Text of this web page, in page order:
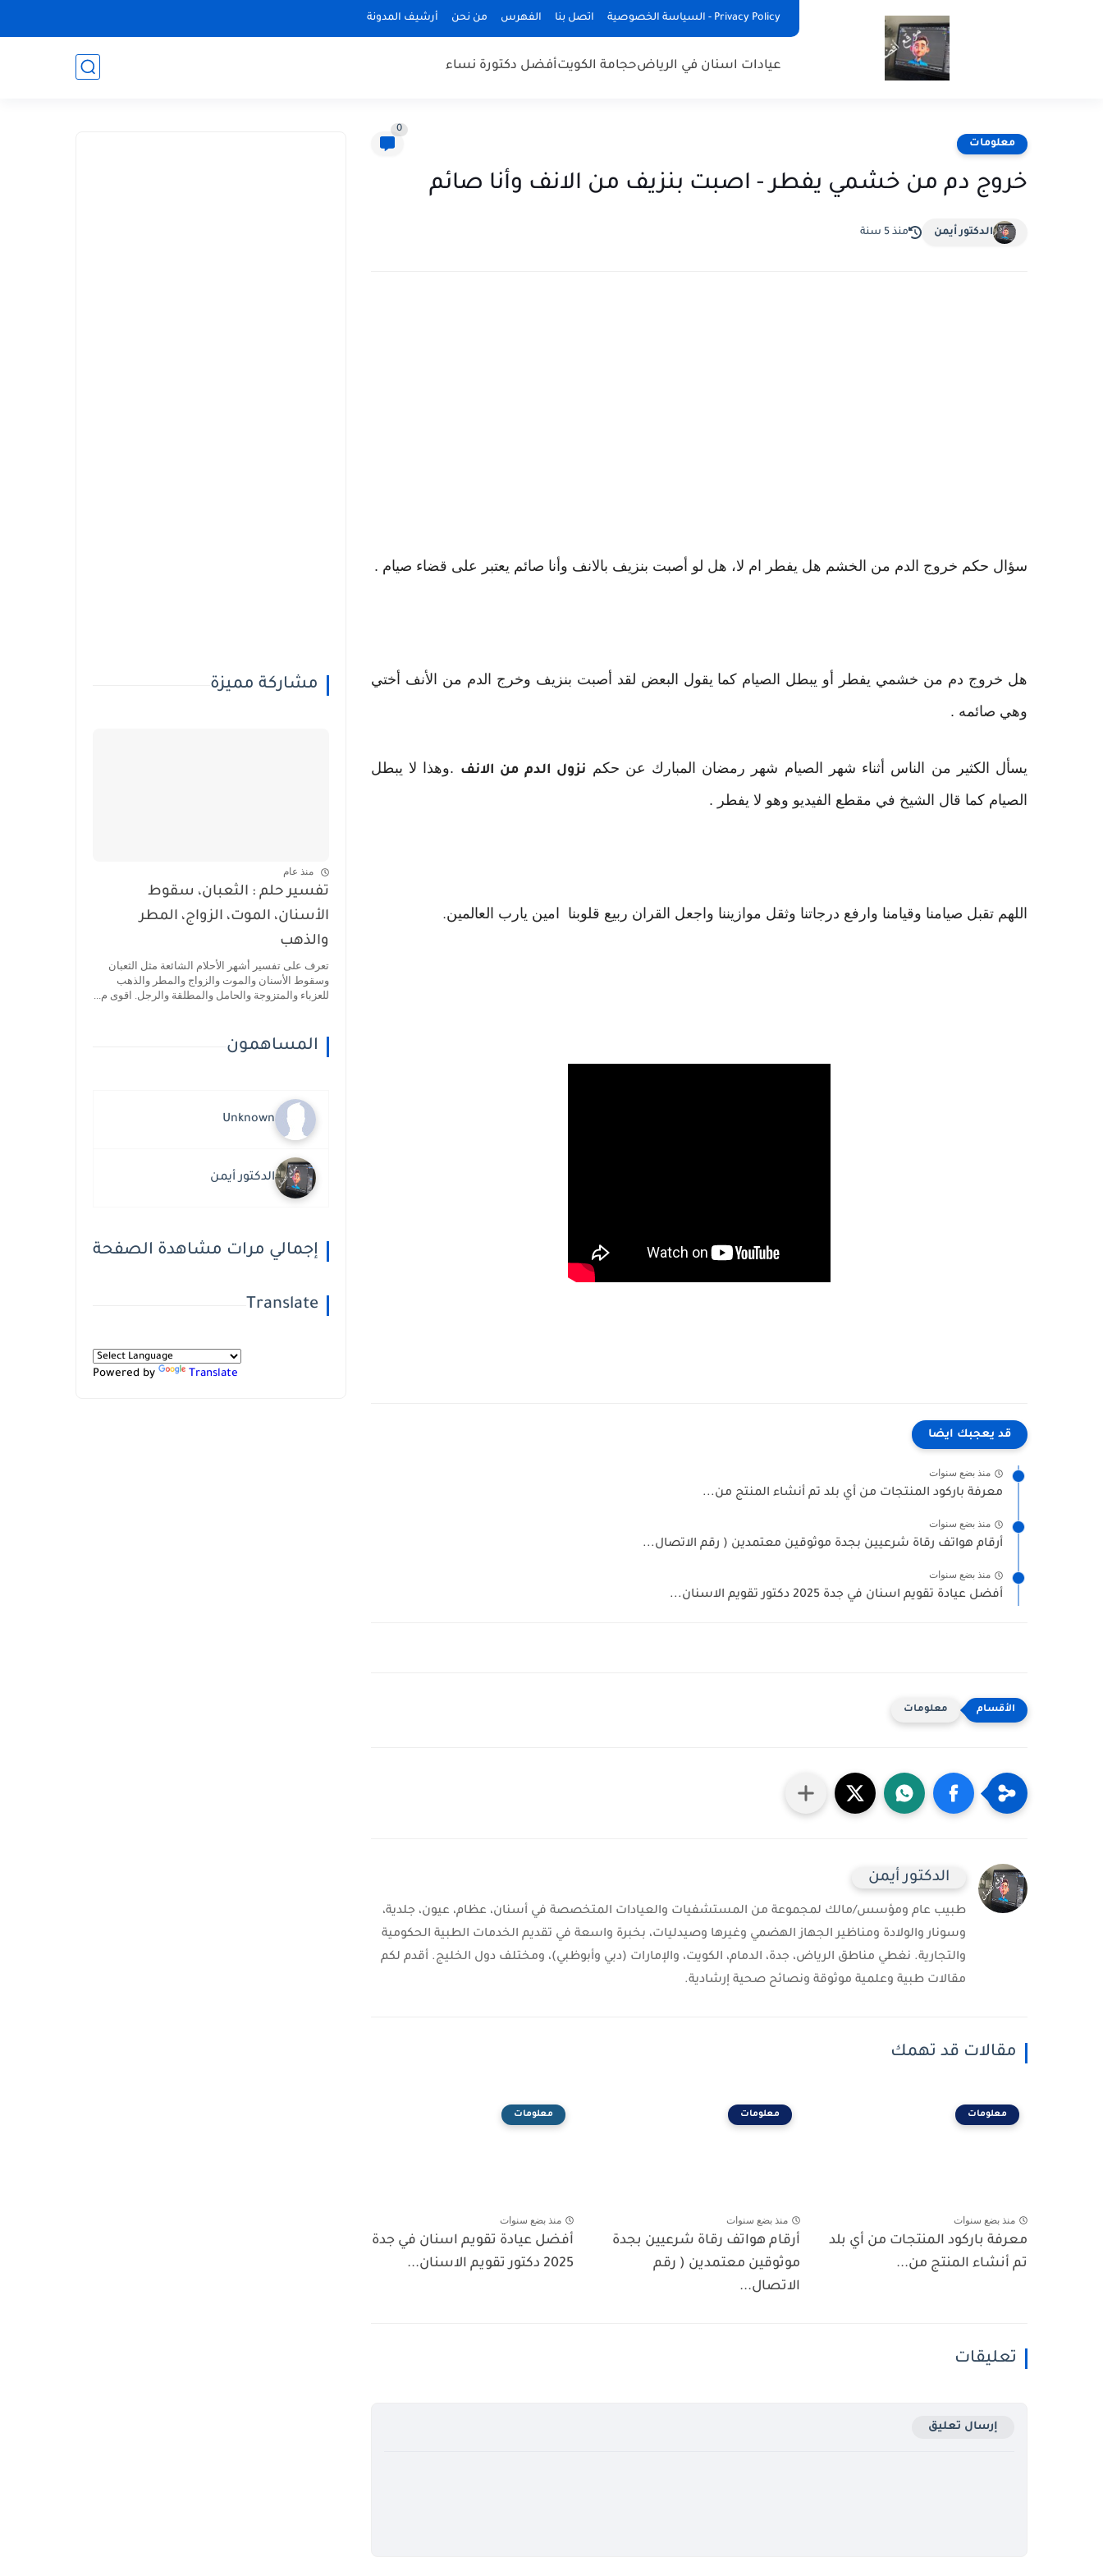
Privacy Policy - السياسة الخصوصية اتصل بنا الفهرس من نحن أرشيف المدونة
عيادات اسنان في الرياضحجامة الكويتأفضل دكتورة نساء
معلومات
0
خروج دم من خشمي يفطر - اصبت بنزيف من الانف وأنا صائم
الدكتور أيمن منذ 5 سنة
سؤال حكم خروج الدم من الخشم هل يفطر ام لا، هل لو أصبت بنزيف بالانف وأنا صائم يعتبر على قضاء صيام .
هل خروج دم من خشمي يفطر أو يبطل الصيام كما يقول البعض لقد أصبت بنزيف وخرج الدم من الأنف أختي
وهي صائمه .
يسأل الكثير من الناس أثناء شهر الصيام شهر رمضان المبارك عن حكم نزول الدم من الانف .وهذا لا يبطل
الصيام كما قال الشيخ في مقطع الفيديو وهو لا يفطر .
اللهم تقبل صيامنا وقيامنا وارفع درجاتنا وثقل موازيننا واجعل القران ربيع قلوبنا امين يارب العالمين.
قد يعجبك ايضا
منذ بضع سنوات
معرفة باركود المنتجات من أي بلد تم أنشاء المنتج من...
منذ بضع سنوات
أرقام هواتف رقاة شرعيين بجدة موثوقين معتمدين ( رقم الاتصال...
منذ بضع سنوات
أفضل عيادة تقويم اسنان في جدة 2025 دكتور تقويم الاسنان...
معلومات
الدكتور أيمن
طبيب عام ومؤسس/مالك لمجموعة من المستشفيات والعيادات المتخصصة في أسنان، عظام، عيون، جلدية،
وسونار والولادة ومناظير الجهاز الهضمي وغيرها وصيدليات، بخبرة واسعة في تقديم الخدمات الطبية الحكومية
والتجارية. نغطي مناطق الرياض، جدة، الدمام، الكويت، والإمارات (دبي وأبوظبي)، ومختلف دول الخليج. أقدم لكم
مقالات طبية وعلمية موثوقة ونصائح صحية إرشادية.
مقالات قد تهمك
معلومات
منذ بضع سنوات
معرفة باركود المنتجات من أي بلد
تم أنشاء المنتج من...
معلومات
منذ بضع سنوات
أرقام هواتف رقاة شرعيين بجدة
موثوقين معتمدين ( رقم
الاتصال...
معلومات
منذ بضع سنوات
أفضل عيادة تقويم اسنان في جدة
2025 دكتور تقويم الاسنان...
تعليقات
إرسال تعليق
مشاركة مميزة
منذ عام
تفسير حلم : الثعبان، سقوط
الأسنان، الموت، الزواج، المطر
والذهب
تعرف على تفسير أشهر الأحلام الشائعة مثل الثعبان
وسقوط الأسنان والموت والزواج والمطر والذهب
للعزباء والمتزوجة والحامل والمطلقة والرجل. اقوى م...
المساهمون
Unknown
الدكتور أيمن
إجمالي مرات مشاهدة الصفحة
Translate
Powered by Translate